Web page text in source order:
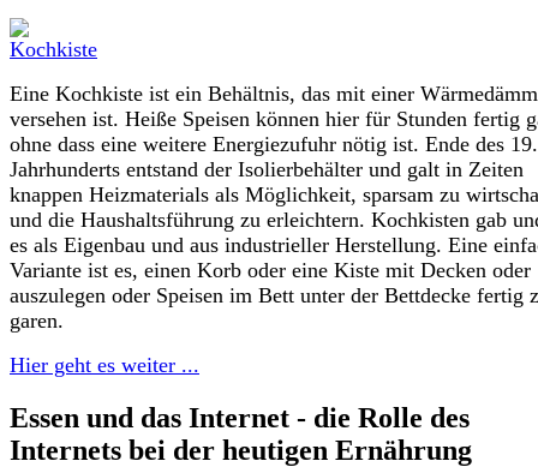
Eine Kochkiste ist ein Behältnis, das mit einer
versehen ist. Heiße Speisen können hier für Stunden fertig
ohne dass eine weitere Energiezufuhr nötig ist. Ende des 19.
Jahrhunderts entstand der Isolierbehälter und galt in Zeiten
knappen Heizmaterials als Möglichkeit, sparsam zu
und die Haushaltsführung zu erleichtern. Kochkisten gab
es als Eigenbau und aus industrieller Herstellung. Eine
Variante ist es, einen Korb oder eine Kiste mit Decken oder
auszulegen oder Speisen im Bett unter der Bettdecke fertig
garen.
Hier geht es weiter ...
Essen und das Internet - die Rolle des
Internets bei der heutigen Ernährung